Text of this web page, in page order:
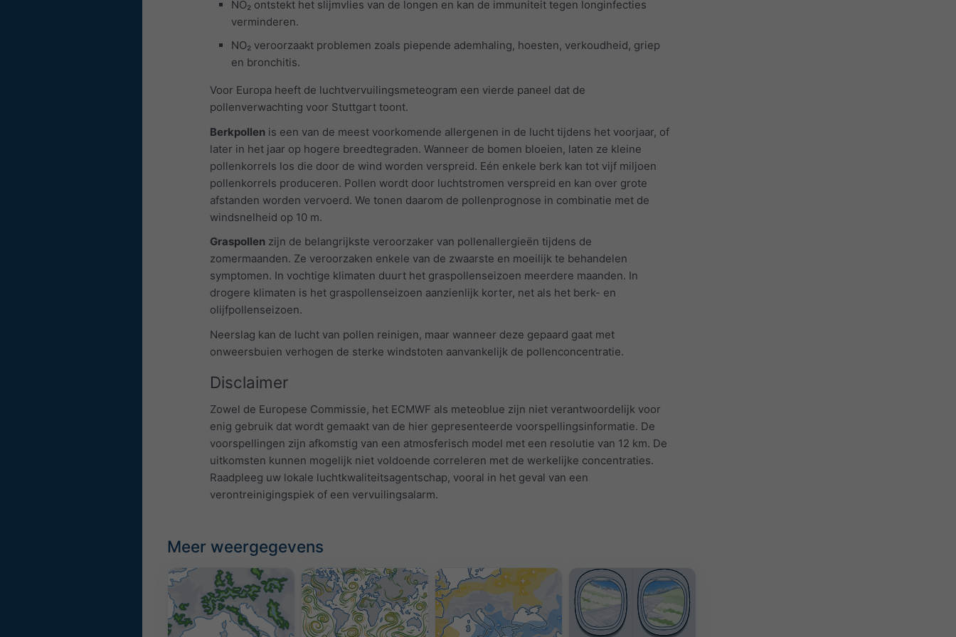
NO₂ ontstekt het slijmvlies van de longen en kan de immuniteit tegen longinfecties
verminderen.
NO₂ veroorzaakt problemen zoals piepende ademhaling, hoesten, verkoudheid, griep
en bronchitis.
Voor Europa heeft de luchtvervuilingsmeteogram een vierde paneel dat de
pollenverwachting voor Stuttgart toont.
Berkpollen is een van de meest voorkomende allergenen in de lucht tijdens het voorjaar, of
later in het jaar op hogere breedtegraden. Wanneer de bomen bloeien, laten ze kleine
pollenkorrels los die door de wind worden verspreid. Eén enkele berk kan tot vijf miljoen
pollenkorrels produceren. Pollen wordt door luchtstromen verspreid en kan over grote
afstanden worden vervoerd. We tonen daarom de pollenprognose in combinatie met de
windsnelheid op 10 m.
Graspollen zijn de belangrijkste veroorzaker van pollenallergieën tijdens de
zomermaanden. Ze veroorzaken enkele van de zwaarste en moeilijk te behandelen
symptomen. In vochtige klimaten duurt het graspollenseizoen meerdere maanden. In
drogere klimaten is het graspollenseizoen aanzienlijk korter, net als het berk- en
olijfpollenseizoen.
Neerslag kan de lucht van pollen reinigen, maar wanneer deze gepaard gaat met
onweersbuien verhogen de sterke windstoten aanvankelijk de pollenconcentratie.
Disclaimer
Zowel de Europese Commissie, het ECMWF als meteoblue zijn niet verantwoordelijk voor
enig gebruik dat wordt gemaakt van de hier gepresenteerde voorspellingsinformatie. De
voorspellingen zijn afkomstig van een atmosferisch model met een resolutie van 12 km. De
uitkomsten kunnen mogelijk niet voldoende correleren met de werkelijke concentraties.
Raadpleeg uw lokale luchtkwaliteitsagentschap, vooral in het geval van een
verontreinigingspiek of een vervuilingsalarm.
Meer weergegevens